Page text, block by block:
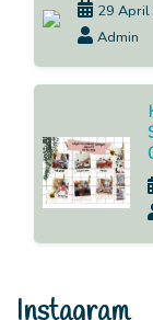
29
Admin
Instagram